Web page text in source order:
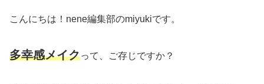
こんにちは！nene編集部のmiyukiです。
多幸感メイクって、ご存じですか？